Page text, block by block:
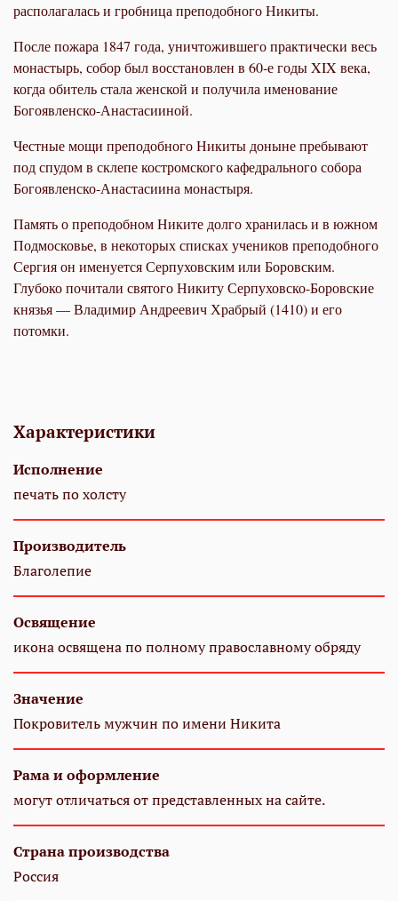
располагалась и гробница преподобного Никиты.
После пожара 1847 года, уничтожившего практически весь
монастырь, собор был восстановлен в 60-е годы XIX века,
когда обитель стала женской и получила именование
Богоявленско-Анастасииной.
Честные мощи преподобного Никиты доныне пребывают
под спудом в склепе костромского кафедрального собора
Богоявленско-Анастасиина монастыря.
Память о преподобном Никите долго хранилась и в южном
Подмосковье, в некоторых списках учеников преподобного
Сергия он именуется Серпуховским или Боровским.
Глубоко почитали святого Никиту Серпуховско-Боровские
князья — Владимир Андреевич Храбрый (1410) и его
потомки.
Характеристики
Исполнение
печать по холсту
Производитель
Благолепие
Освящение
икона освящена по полному православному обряду
Значение
Покровитель мужчин по имени Никита
Рама и оформление
могут отличаться от представленных на сайте.
Страна производства
Россия